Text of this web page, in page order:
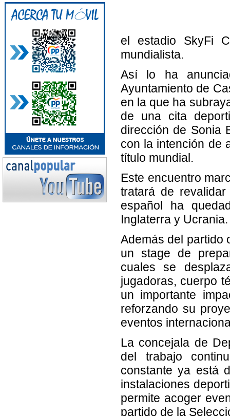
el estadio SkyFi
mundialista.
Así lo ha
Ayuntamiento de
en la que ha
de una cita
dirección de Sonia
con la intención de
título mundial.
Este encuentro
tratará de
español ha
Inglaterra y Ucrania.
Además del partido
un stage de
cuales se
jugadoras, cuerpo
un importante
reforzando su
eventos
La concejala de
del trabajo
constante ya está
instalaciones
permite acoger
partido de la